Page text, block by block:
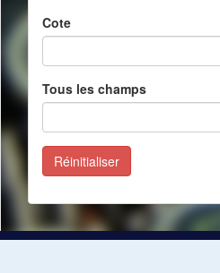
Cote
Tous les champs
Réinitialiser